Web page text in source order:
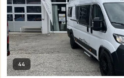
44